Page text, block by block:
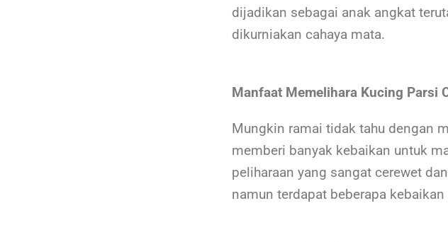
dijadikan sebagai anak angkat
dikurniakan cahaya mata.
Manfaat Memelihara Kucing Parsi
Mungkin ramai tidak tahu dengan
memberi banyak kebaikan untuk
peliharaan yang sangat cerewet
namun terdapat beberapa